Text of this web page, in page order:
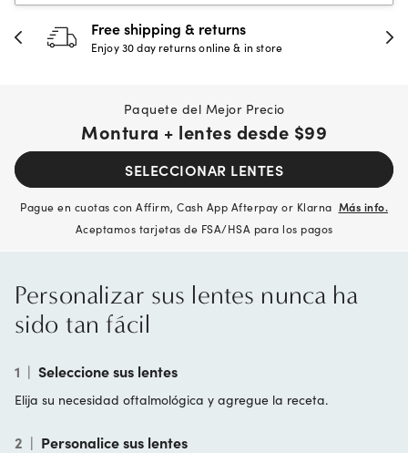
Free shipping & returns
Enjoy 30 day returns online & in store
Paquete del Mejor Precio
Montura + lentes desde $99
SELECCIONAR LENTES
Pague en cuotas con Affirm, Cash App Afterpay or Klarna Más info.
Aceptamos tarjetas de FSA/HSA para los pagos
Personalizar sus lentes nunca ha
sido tan fácil
1 | Seleccione sus lentes
Elija su necesidad oftalmológica y agregue la receta.
2 | Personalice sus lentes